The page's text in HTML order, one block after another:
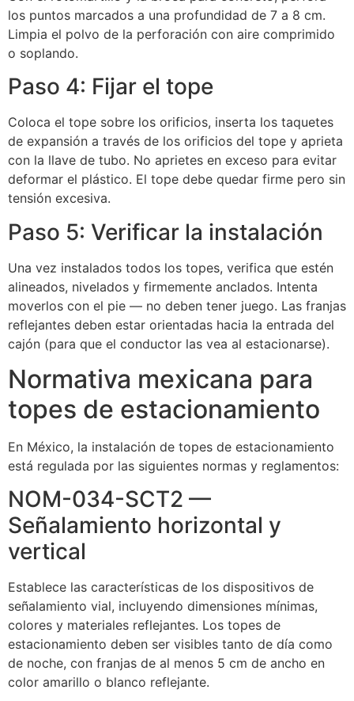
los puntos marcados a una profundidad de 7 a 8 cm.
Limpia el polvo de la perforación con aire comprimido
o soplando.
Paso 4: Fijar el tope
Coloca el tope sobre los orificios, inserta los taquetes
de expansión a través de los orificios del tope y aprieta
con la llave de tubo. No aprietes en exceso para evitar
deformar el plástico. El tope debe quedar firme pero sin
tensión excesiva.
Paso 5: Verificar la instalación
Una vez instalados todos los topes, verifica que estén
alineados, nivelados y firmemente anclados. Intenta
moverlos con el pie — no deben tener juego. Las franjas
reflejantes deben estar orientadas hacia la entrada del
cajón (para que el conductor las vea al estacionarse).
Normativa mexicana para
topes de estacionamiento
En México, la instalación de topes de estacionamiento
está regulada por las siguientes normas y reglamentos:
NOM-034-SCT2 —
Señalamiento horizontal y
vertical
Establece las características de los dispositivos de
señalamiento vial, incluyendo dimensiones mínimas,
colores y materiales reflejantes. Los topes de
estacionamiento deben ser visibles tanto de día como
de noche, con franjas de al menos 5 cm de ancho en
color amarillo o blanco reflejante.